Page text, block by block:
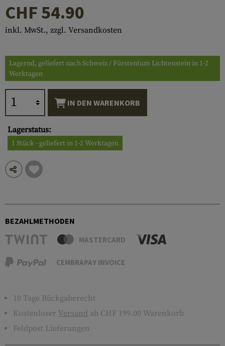
CHF 54.90
inkl. MwSt., zzgl. Versandkosten
Lagernd, geliefert nach Schweiz / Fürstentum Lichtenstein in 1-2
Werktagen
IN DEN WARENKORB
Lagerstatus:
1 Stück - geliefert in 1-2 Werktagen
BEZAHLMETHODEN
MASTERCARD
CEMBRAPAY INVOICE
10 Tage Rückgaberecht
Kostenloser Versand ab CHF 199.00 Warenkorb
Feldpost Lieferungen